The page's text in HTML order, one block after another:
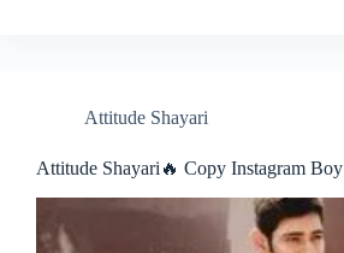
Attitude Shayari
Attitude Shayari🔥 Copy Instagram Boy